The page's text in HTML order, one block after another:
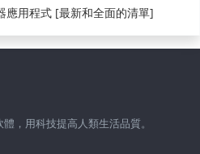
用程式 [最新和全面的清單]
，用科技提高人類生活品質。